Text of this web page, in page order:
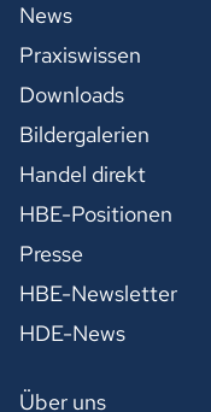
News
Praxiswissen
Downloads
Bildergalerien
Handel direkt
HBE-Positionen
Presse
HBE-Newsletter
HDE-News
Über uns